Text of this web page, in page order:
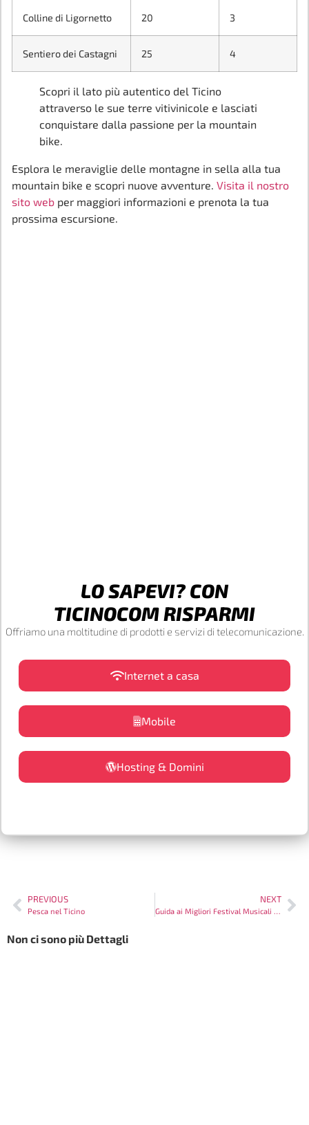
Colline di Ligornetto 20 3
Sentiero dei Castagni 25 4
Scopri il lato più autentico del Ticino
attraverso le sue terre vitivinicole e lasciati
conquistare dalla passione per la mountain
bike.
Esplora le meraviglie delle montagne in sella alla tua
mountain bike e scopri nuove avventure. Visita il nostro
sito web per maggiori informazioni e prenota la tua
prossima escursione.
LO SAPEVI? CON
TICINOCOM RISPARMI
Offriamo una moltitudine di prodotti e servizi di telecomunicazione.
Internet a casa
Mobile
Hosting & Domini
PREVIOUS
Pesca nel Ticino
NEXT
Guida ai Migliori Festival Musicali in Ticino: Dove la Musica Incontra la Bellezza
Non ci sono più Dettagli